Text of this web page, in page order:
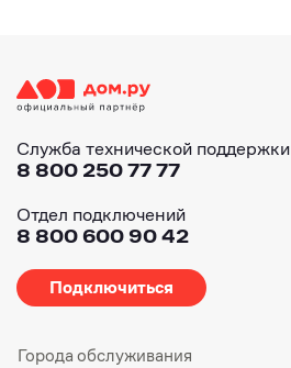
Служба технической поддержки
8 800 250 77 77
Отдел подключений
8 800 600 90 42
Подключиться
Города обслуживания